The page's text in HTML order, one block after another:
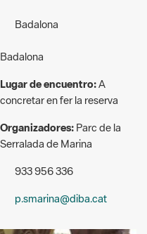
concretar en fer la reserva
Organizadores:
Parc de la
Serralada de Marina
933 956 336
p.smarina@diba.cat